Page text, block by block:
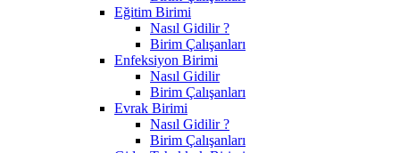
Eğitim Birimi
Nasıl Gidilir ?
Birim Çalışanları
Enfeksiyon Birimi
Nasıl Gidilir
Birim Çalışanları
Evrak Birimi
Nasıl Gidilir ?
Birim Çalışanları